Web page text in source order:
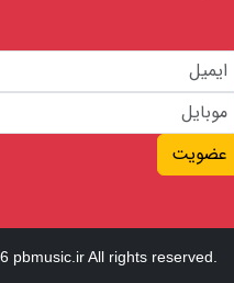
عضویت
pbmusic.ir All rights reserved.